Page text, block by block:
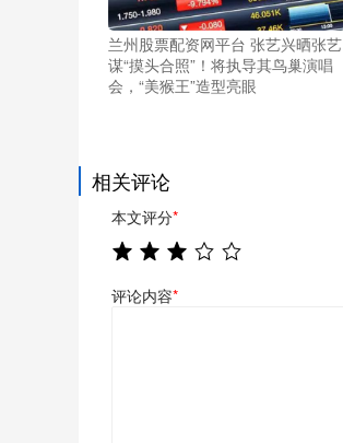
兰州股票配资网平台 张艺兴晒张艺
谋“摸头合照”！将执导其鸟巢演唱
会，“美猴王”造型亮眼
相关评论
本文评分*
评论内容*